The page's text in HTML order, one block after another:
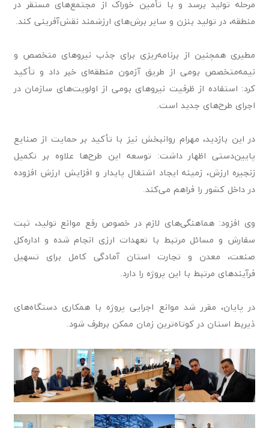
مرحله تولید برسد و با تأمین خوراک از مجتمع‌های مستقر در
منطقه، در تولید بنزن و سایر برش‌های ارزشمند نقش‌آفرینی کند.
مطیری همچنین از برنامه‌ریزی برای جذب نیروهای متخصص و
نیمه‌متخصص بومی از طریق آزمون منطقه‌ای خبر داد و تأکید
کرد: استفاده از ظرفیت نیروهای بومی از اولویت‌های سازمان در
اجرای طرح‌های جدید است.
در این بازدید، مهرام روانبخش نیز با تأکید بر حمایت از صنایع
پایین‌دستی اظهار داشت: توسعه این طرح‌ها علاوه بر تکمیل
زنجیره ارزش، زمینه ایجاد اشتغال پایدار و افزایش ارزش افزوده
در داخل کشور را فراهم می‌کند.
وی افزود: هماهنگی‌های لازم در خصوص رفع موانع تولید، ثبت
سفارش و مسائل مرتبط با تعهدات ارزی انجام شده و اداره‌کل
صنعت، معدن و تجارت استان آمادگی کامل برای تسهیل
فرآیندهای مرتبط با این پروژه را دارد.
در پایان، مقرر شد موانع اجرایی پروژه با همکاری دستگاه‌های
ذیربط استان در کوتاه‌ترین زمان ممکن برطرف شود.